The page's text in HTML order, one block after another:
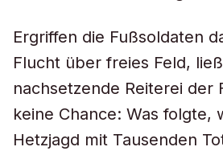
Ergriffen die Fußsoldaten
Flucht über freies Feld,
nachsetzende Reiterei der
keine Chance: Was folgte,
Hetzjagd mit Tausenden